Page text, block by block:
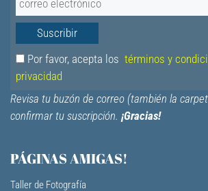
Por favor, acepta los términos y
privacidad
Revisa tu buzón de correo (también la
confirmar tu suscripción. ¡Gracias!
PÁGINAS AMIGAS!
Taller de Fotografía